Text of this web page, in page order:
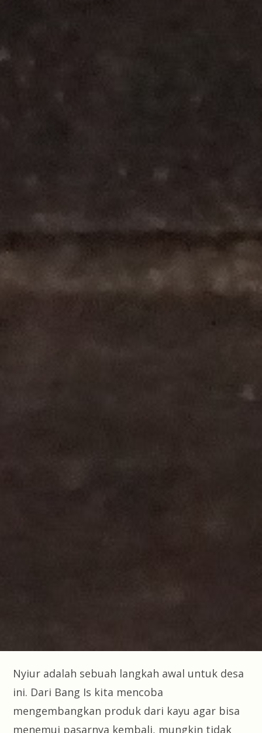
Nyiur adalah sebuah langkah awal untuk desa
ini. Dari Bang Is kita mencoba
mengembangkan produk dari kayu agar bisa
menemui pasarnya kembali, mungkin tidak